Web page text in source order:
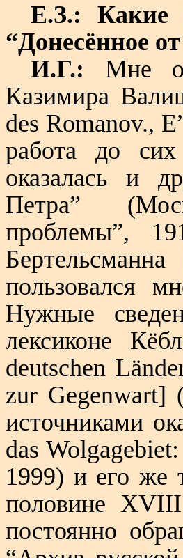
Е.З.: Какие
“Донесённое
И.Г.: Мне
Казимира
des Romanov., E
работа до
оказалась и
Петра”
проблемы”,
пользовался
Нужные
лексиконе
deutschen
zur
источниками
das
1999) и его же
половине
постоянно